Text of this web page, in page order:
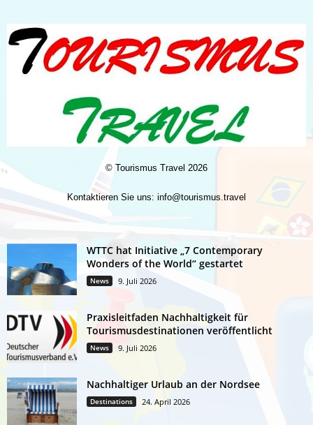
© Tourismus Travel 2026
Kontaktieren Sie uns: info@tourismus.travel
WTTC hat Initiative „7 Contemporary
Wonders of the World“ gestartet
News 9. Juli 2026
Praxisleitfaden Nachhaltigkeit für
Tourismusdestinationen veröffentlicht
News 9. Juli 2026
Nachhaltiger Urlaub an der Nordsee
Destinations 24. April 2026